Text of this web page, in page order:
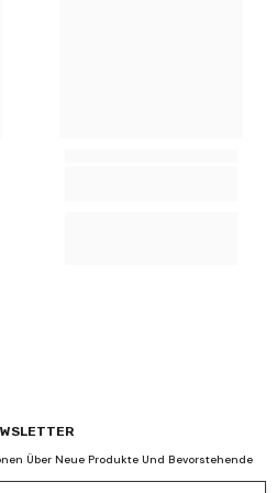
Über Neue Produkte Und Bevorstehende